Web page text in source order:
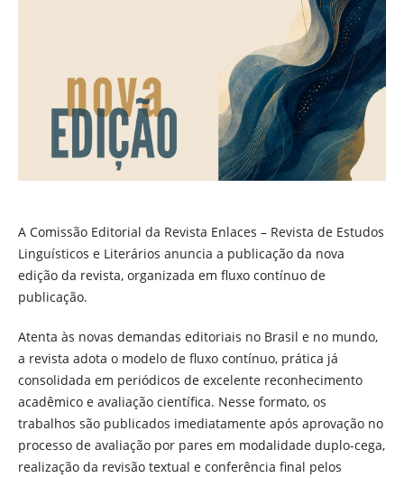
A Comissão Editorial da Revista Enlaces – Revista de Estudos
Linguísticos e Literários anuncia a publicação da nova
edição da revista, organizada em fluxo contínuo de
publicação.
Atenta às novas demandas editoriais no Brasil e no mundo,
a revista adota o modelo de fluxo contínuo, prática já
consolidada em periódicos de excelente reconhecimento
acadêmico e avaliação científica. Nesse formato, os
trabalhos são publicados imediatamente após aprovação no
processo de avaliação por pares em modalidade duplo-cega,
realização da revisão textual e conferência final pelos